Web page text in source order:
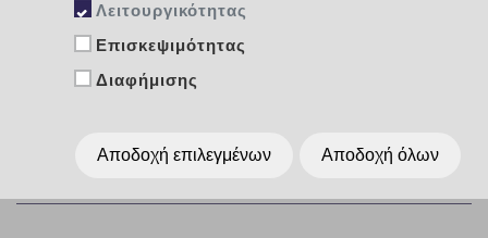
Εμφάνιση : 15 Per Page
Λειτουργικότητας
Επισκεψιμότητας
Διαφήμισης
Αποδοχή επιλεγμένων Αποδοχή όλων